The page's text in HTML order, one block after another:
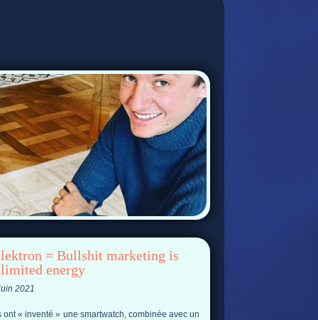
= Bullshit marketing is
energy
2021
ont « inventé » une smartwatch, combinée avec un